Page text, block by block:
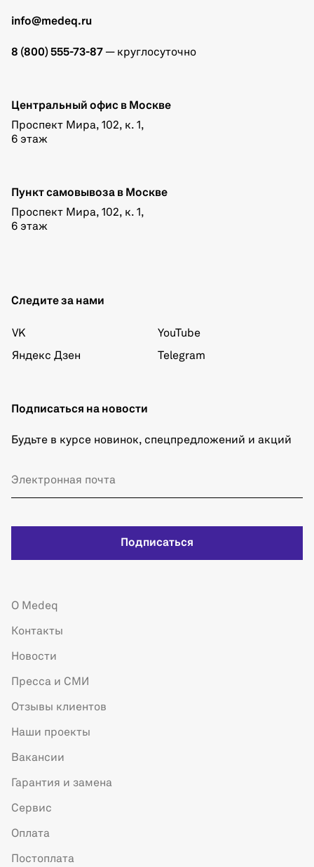
info@medeq.ru
8 (800) 555-73-87 — круглосуточно
Центральный офис в Москве
Проспект Мира, 102, к. 1,
6 этаж
Пункт самовывоза в Москве
Проспект Мира, 102, к. 1,
6 этаж
Следите за нами
VK
Яндекс Дзен
YouTube
Telegram
Подписаться на новости
Будьте в курсе новинок, спецпредложений и акций
Подписаться
О Medeq
Контакты
Новости
Пресса и СМИ
Отзывы клиентов
Наши проекты
Вакансии
Гарантия и замена
Сервис
Оплата
Постоплата